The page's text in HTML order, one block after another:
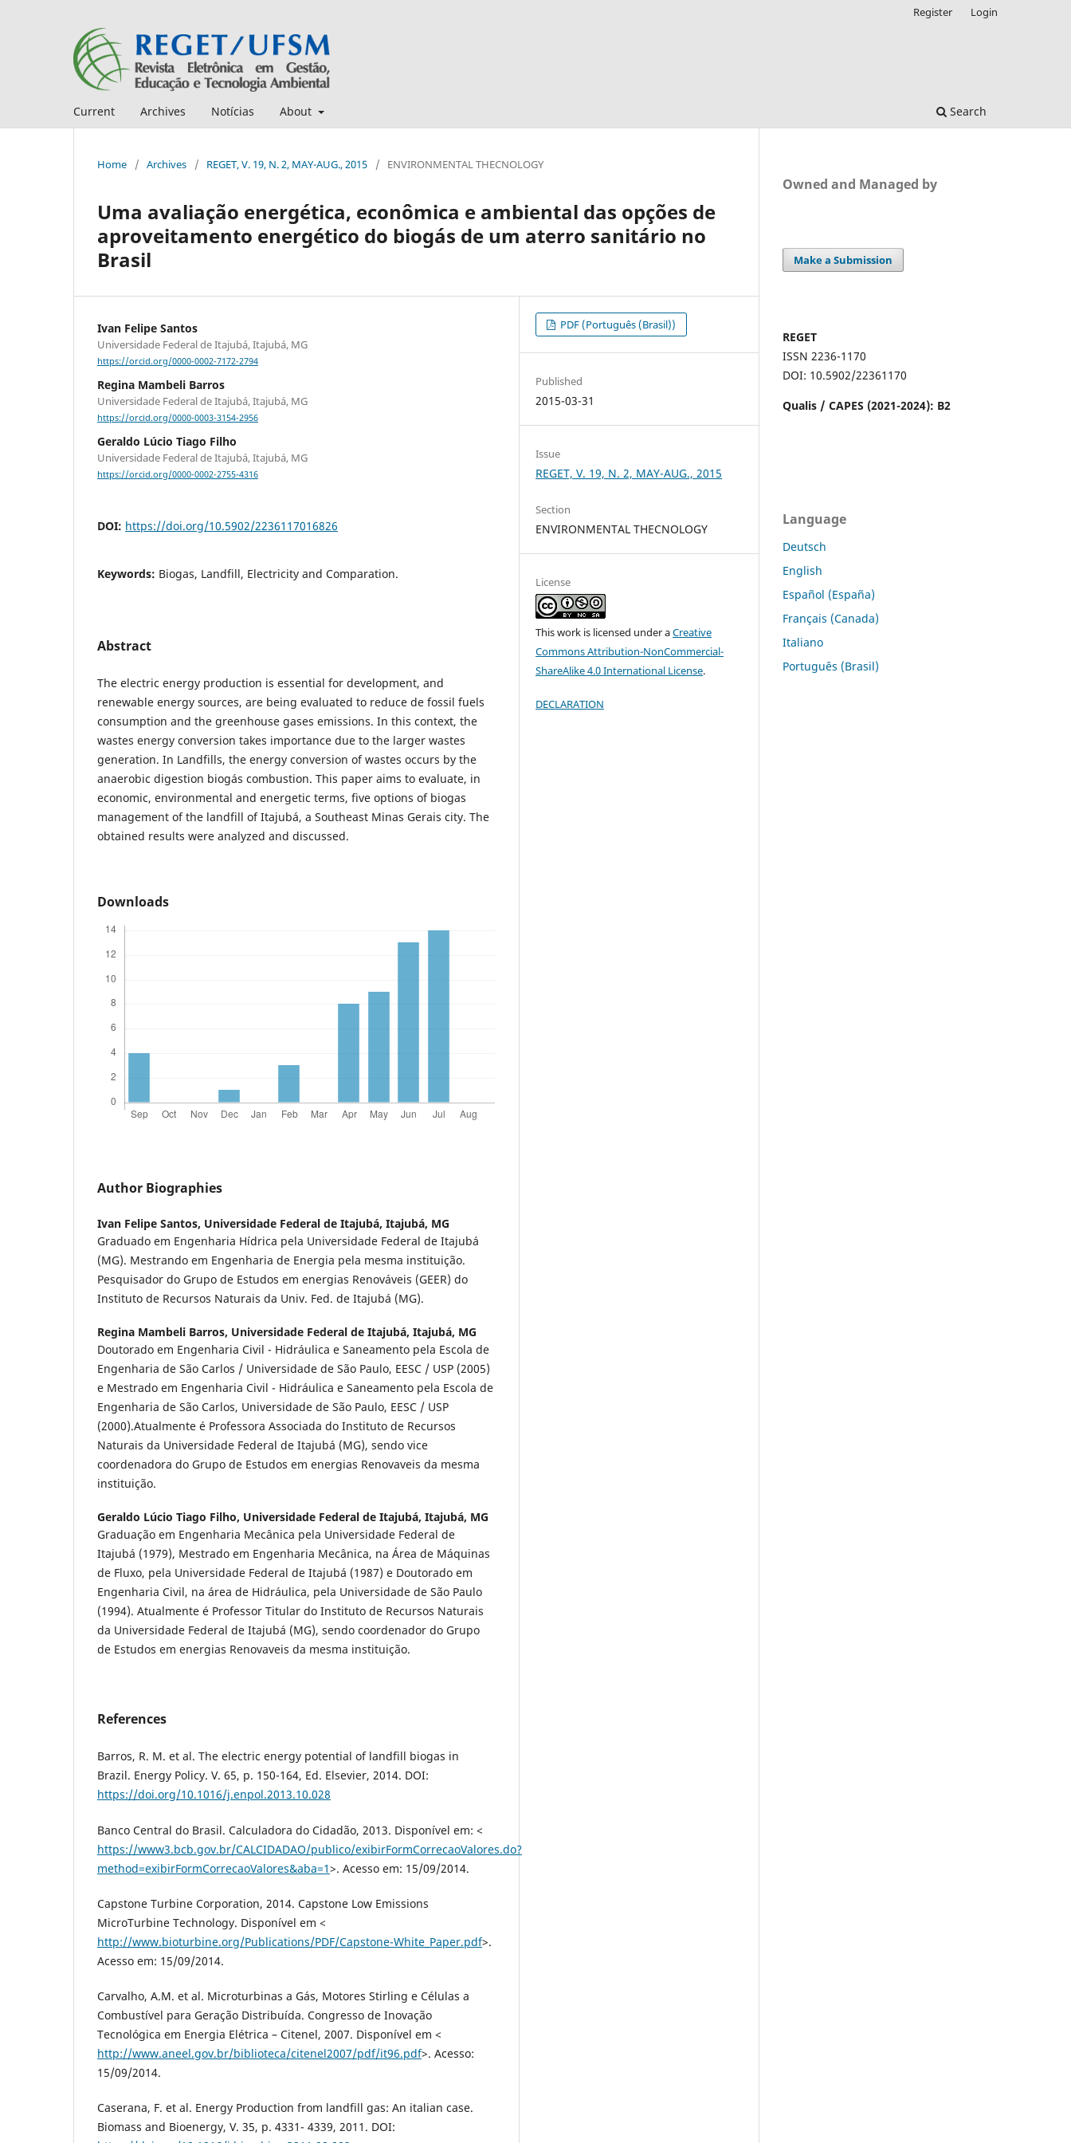
Current Archives Notícias About Search
Register Login
Home / Archives / REGET, V. 19, N. 2, MAY-AUG., 2015 / ENVIRONMENTAL THECNOLOGY
Uma avaliação energética, econômica e ambiental das opções de
aproveitamento energético do biogás de um aterro sanitário no
Brasil
Ivan Felipe Santos
Universidade Federal de Itajubá, Itajubá, MG
https://orcid.org/0000-0002-7172-2794
Regina Mambeli Barros
Universidade Federal de Itajubá, Itajubá, MG
https://orcid.org/0000-0003-3154-2956
Geraldo Lúcio Tiago Filho
Universidade Federal de Itajubá, Itajubá, MG
https://orcid.org/0000-0002-2755-4316
DOI: https://doi.org/10.5902/2236117016826
Keywords: Biogas, Landfill, Electricity and Comparation.
Abstract
The electric energy production is essential for development, and
renewable energy sources, are being evaluated to reduce de fossil fuels
consumption and the greenhouse gases emissions. In this context, the
wastes energy conversion takes importance due to the larger wastes
generation. In Landfills, the energy conversion of wastes occurs by the
anaerobic digestion biogás combustion. This paper aims to evaluate, in
economic, environmental and energetic terms, five options of biogas
management of the landfill of Itajubá, a Southeast Minas Gerais city. The
obtained results were analyzed and discussed.
Downloads
Author Biographies
Ivan Felipe Santos, Universidade Federal de Itajubá, Itajubá, MG
Graduado em Engenharia Hídrica pela Universidade Federal de Itajubá
(MG). Mestrando em Engenharia de Energia pela mesma instituição.
Pesquisador do Grupo de Estudos em energias Renováveis (GEER) do
Instituto de Recursos Naturais da Univ. Fed. de Itajubá (MG).
Regina Mambeli Barros, Universidade Federal de Itajubá, Itajubá, MG
Doutorado em Engenharia Civil - Hidráulica e Saneamento pela Escola de
Engenharia de São Carlos / Universidade de São Paulo, EESC / USP (2005)
e Mestrado em Engenharia Civil - Hidráulica e Saneamento pela Escola de
Engenharia de São Carlos, Universidade de São Paulo, EESC / USP
(2000).Atualmente é Professora Associada do Instituto de Recursos
Naturais da Universidade Federal de Itajubá (MG), sendo vice
coordenadora do Grupo de Estudos em energias Renovaveis da mesma
instituição.
Geraldo Lúcio Tiago Filho, Universidade Federal de Itajubá, Itajubá, MG
Graduação em Engenharia Mecânica pela Universidade Federal de
Itajubá (1979), Mestrado em Engenharia Mecânica, na Área de Máquinas
de Fluxo, pela Universidade Federal de Itajubá (1987) e Doutorado em
Engenharia Civil, na área de Hidráulica, pela Universidade de São Paulo
(1994). Atualmente é Professor Titular do Instituto de Recursos Naturais
da Universidade Federal de Itajubá (MG), sendo coordenador do Grupo
de Estudos em energias Renovaveis da mesma instituição.
References
Barros, R. M. et al. The electric energy potential of landfill biogas in
Brazil. Energy Policy. V. 65, p. 150-164, Ed. Elsevier, 2014. DOI:
https://doi.org/10.1016/j.enpol.2013.10.028
Banco Central do Brasil. Calculadora do Cidadão, 2013. Disponível em: <
https://www3.bcb.gov.br/CALCIDADAO/publico/exibirFormCorrecaoValores.do?
method=exibirFormCorrecaoValores&aba=1>. Acesso em: 15/09/2014.
Capstone Turbine Corporation, 2014. Capstone Low Emissions
MicroTurbine Technology. Disponível em <
http://www.bioturbine.org/Publications/PDF/Capstone-White_Paper.pdf>.
Acesso em: 15/09/2014.
Carvalho, A.M. et al. Microturbinas a Gás, Motores Stirling e Células a
Combustível para Geração Distribuída. Congresso de Inovação
Tecnológica em Energia Elétrica – Citenel, 2007. Disponível em <
http://www.aneel.gov.br/biblioteca/citenel2007/pdf/it96.pdf>. Acesso:
15/09/2014.
Caserana, F. et al. Energy Production from landfill gas: An italian case.
Biomass and Bioenergy, V. 35, p. 4331- 4339, 2011. DOI:
PDF (Português (Brasil))
Published
2015-03-31
Issue
REGET, V. 19, N. 2, MAY-AUG., 2015
Section
ENVIRONMENTAL THECNOLOGY
License
This work is licensed under aCreative
Commons Attribution-NonCommercial-
ShareAlike 4.0 International License.
DECLARATION
Owned and Managed by
Make a Submission
REGET
ISSN 2236-1170
DOI: 10.5902/22361170
Qualis / CAPES (2021-2024): B2
Language
Deutsch
English
Español (España)
Français (Canada)
Italiano
Português (Brasil)